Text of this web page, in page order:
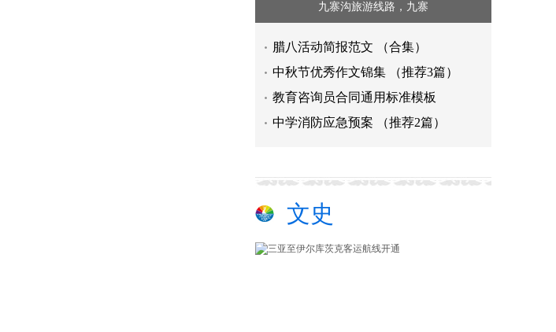
九寨沟旅游线路，九寨
腊八活动简报范文 （合集）
中秋节优秀作文锦集 （推荐3篇）
教育咨询员合同通用标准模板
中学消防应急预案 （推荐2篇）
文史